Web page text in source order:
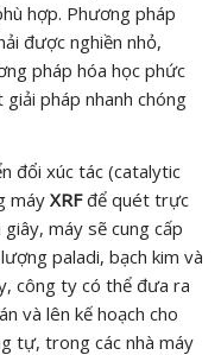
hợp. Phương pháp
được nghiền nhỏ,
pháp hóa học phức
pháp nhanh chóng
đổi xúc tác (catalytic
máyXRFđể quét trực
máy sẽ cung cấp
paladi, bạch kim và
công ty có thể đưa ra
và lên kế hoạch cho
tự, trong các nhà máy